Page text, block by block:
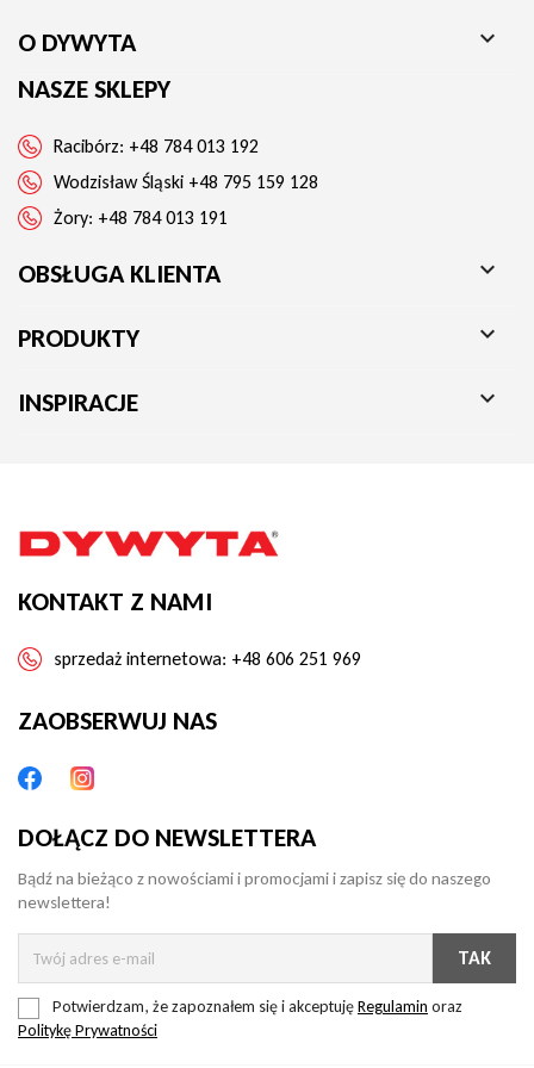
O DYWYTA 
NASZE SKLEPY
Racibórz: +48 784 013 192
Wodzisław Śląski +48 795 159 128
Żory: +48 784 013 191
OBSŁUGA KLIENTA 
PRODUKTY 
INSPIRACJE 
KONTAKT Z NAMI
sprzedaż internetowa: +48 606 251 969
ZAOBSERWUJ NAS
DOŁĄCZ DO NEWSLETTERA
Bądź na bieżąco z nowościami i promocjami i zapisz się do naszego
newslettera!
Potwierdzam, że zapoznałem się i akceptujęRegulamin oraz
Politykę Prywatności